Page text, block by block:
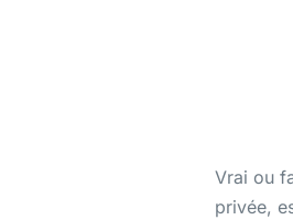
Vrai ou
privée,